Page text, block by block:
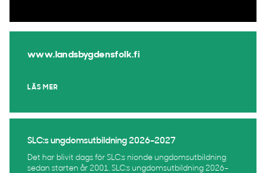
www.landsbygdensfolk.fi
LÄS MER
SLC:s ungdomsutbildning 2026–2027
Det har blivit dags för SLC:s nionde ungdomsutbildning
sedan starten år 2001. SLC:s ungdomsutbildning 2026–